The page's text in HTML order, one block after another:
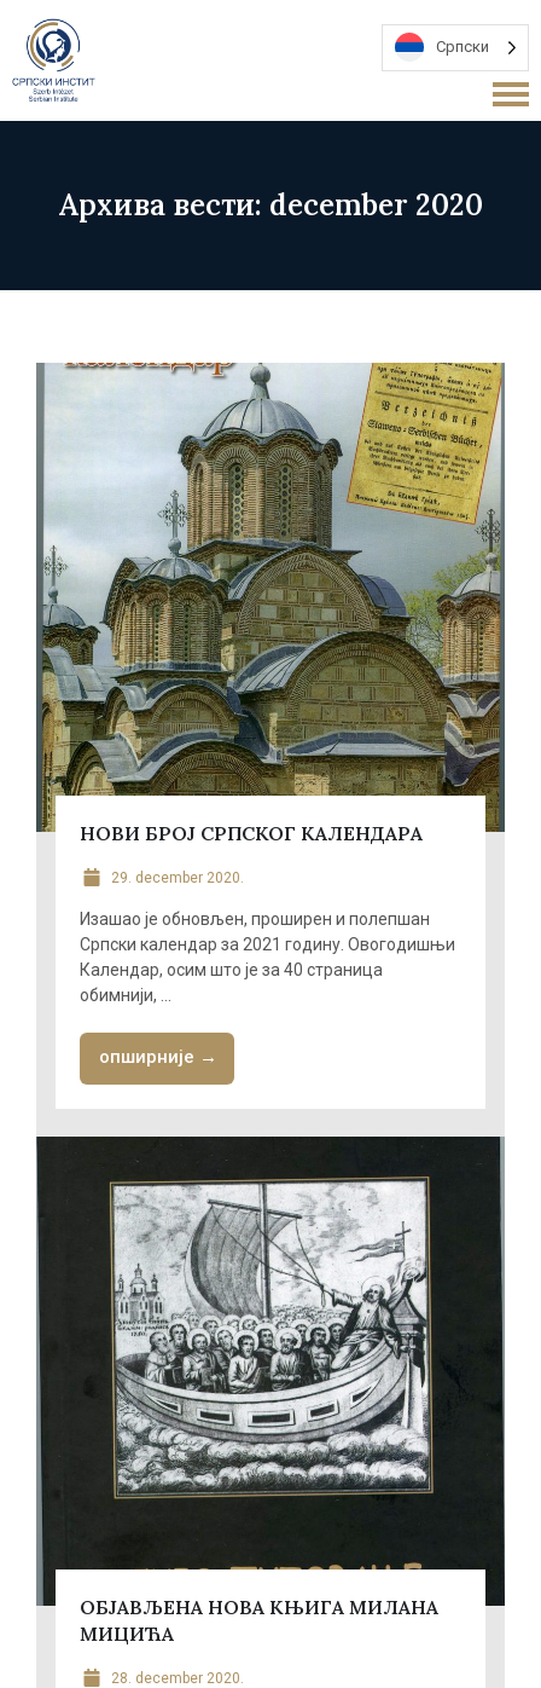
Српски
Архива вести: december 2020
НОВИ БРОЈ СРПСКОГ КАЛЕНДАРА
29. december 2020.
Изашао је обновљен, проширен и полепшан
Српски календар за 2021 годину. Овогодишњи
Календар, осим што је за 40 страница
обимнији, ...
опширније →
ОБЈАВЉЕНА НОВА КЊИГА МИЛАНА
МИЦИЋА
28. december 2020.